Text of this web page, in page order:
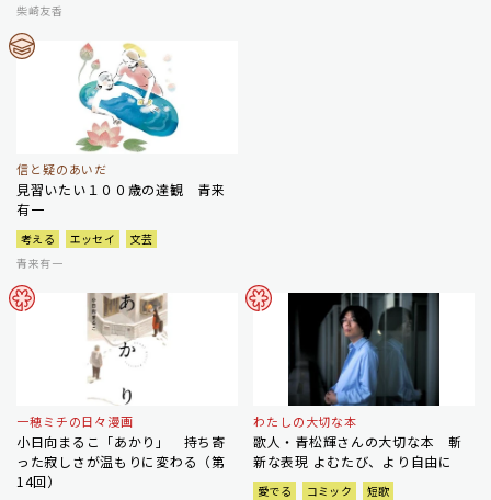
柴崎友香
信と疑のあいだ
見習いたい１００歳の達観 青来
有一
考える エッセイ
文芸
青来有一
一穂ミチの日々漫画
小日向まるこ「あかり」 持ち寄
った寂しさが温もりに変わる（第
14回）
わたしの大切な本
歌人・青松輝さんの大切な本 斬
新な表現 よむたび、より自由に
愛でる コミック 短歌